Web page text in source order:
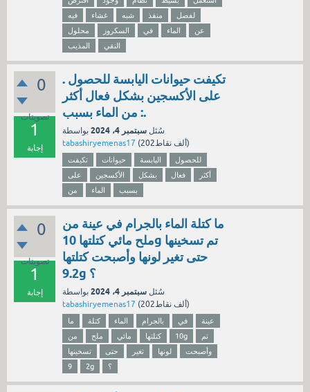
فيه
غشاء شبه منفذ
لفصل
محلول
السكروز في الماء
عن
المذيب
النقي
0
تصويتات
1
إجابة
. تكيفت حيوانات اليابسة للحصول
على الأكسجين بشكل فعال أكثر
من الماء بسبب :.
سُئل سبتمبر 4، 2024
بواسطة
tabashiryemenas17 ( 202ألف نقاط)
تكيفت حيوانات اليابسة
للحصول
على
الأكسجين بشكل فعال
أكثر
من
الماء بسبب
0
تصويتات
1
إجابة
ما كتلة الماء بالجرام في عينة من
ملح مائي كتلتها 10g تم تسخينها
حتى تغير لونها وأصبحت كتلتها
9.2g ؟
سُئل سبتمبر 4، 2024
بواسطة
tabashiryemenas17 ( 202ألف نقاط)
ما كتلة الماء بالجرام في
عينة
من
ملح مائي كتلتها 10g
تم
تسخينها
حتى تغير لونها
وأصبحت
9
2g ؟